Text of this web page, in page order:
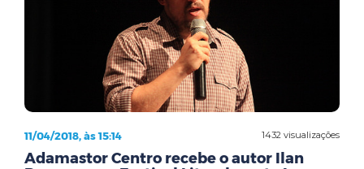
1432 visualizações
11/04/2018, às 15:14
Adamastor Centro recebe o autor Ilan